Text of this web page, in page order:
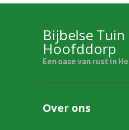
Bijbelse Tuin
Hoofddorp
Een oase van rust in
Over ons